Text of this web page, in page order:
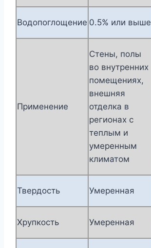
Водопоглощение 0.5% или выше
Применение
Стены, полы
во внутренних
помещениях,
внешняя
отделка в
регионах с
теплым и
умеренным
климатом
Твердость Умеренная
Хрупкость Умеренная